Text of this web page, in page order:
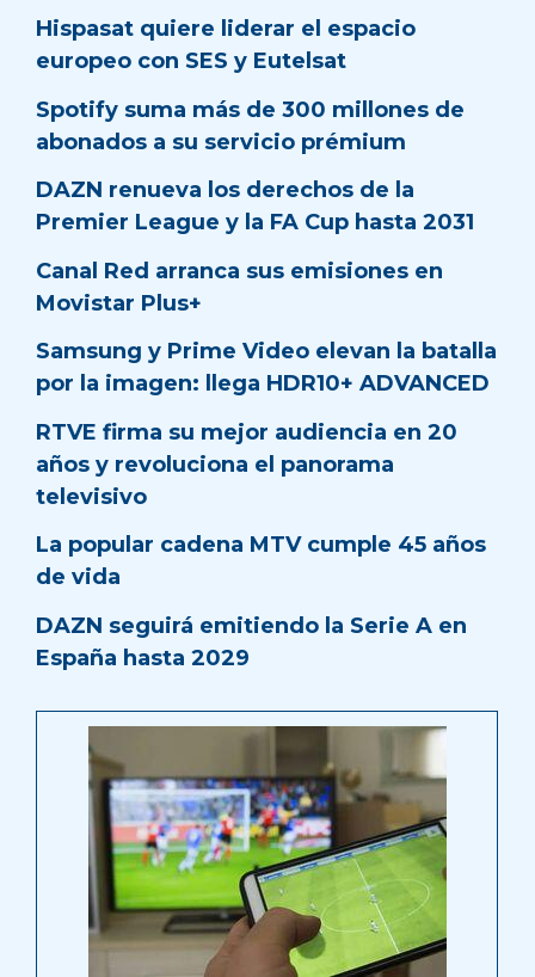
Hispasat quiere liderar el espacio
europeo con SES y Eutelsat
Spotify suma más de 300 millones de
abonados a su servicio prémium
DAZN renueva los derechos de la
Premier League y la FA Cup hasta 2031
Canal Red arranca sus emisiones en
Movistar Plus+
Samsung y Prime Video elevan la batalla
por la imagen: llega HDR10+ ADVANCED
RTVE firma su mejor audiencia en 20
años y revoluciona el panorama
televisivo
La popular cadena MTV cumple 45 años
de vida
DAZN seguirá emitiendo la Serie A en
España hasta 2029